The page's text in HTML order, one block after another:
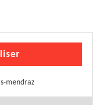
mendraz